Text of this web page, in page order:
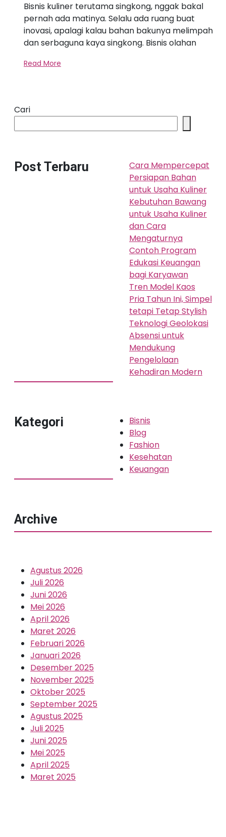
Bisnis kuliner terutama singkong, nggak bakal
pernah ada matinya. Selalu ada ruang buat
inovasi, apalagi kalau bahan bakunya melimpah
dan serbaguna kaya singkong. Bisnis olahan
Read More
Cari
Post Terbaru
Cara Mempercepat
Persiapan Bahan
untuk Usaha Kuliner
Kebutuhan Bawang
untuk Usaha Kuliner
dan Cara
Mengaturnya
Contoh Program
Edukasi Keuangan
bagi Karyawan
Tren Model Kaos
Pria Tahun Ini, Simpel
tetapi Tetap Stylish
Teknologi Geolokasi
Absensi untuk
Mendukung
Pengelolaan
Kehadiran Modern
Kategori
Bisnis
Blog
Fashion
Kesehatan
Keuangan
Archive
Agustus 2026
Juli 2026
Juni 2026
Mei 2026
April 2026
Maret 2026
Februari 2026
Januari 2026
Desember 2025
November 2025
Oktober 2025
September 2025
Agustus 2025
Juli 2025
Juni 2025
Mei 2025
April 2025
Maret 2025